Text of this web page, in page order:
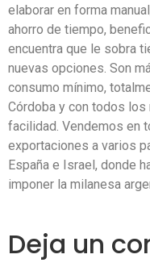
elaborar en forma
ahorro de tiempo,
encuentra que le sobra
nuevas opciones. Son
consumo mínimo,
Córdoba y con todos
facilidad. Vendemos en
exportaciones a varios
España e Israel, donde
imponer la milanesa
Deja un